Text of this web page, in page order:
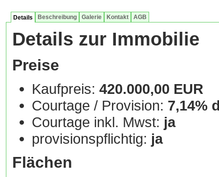
Details Beschreibung Galerie Kontakt AGB
Details zur Immobilie
Preise
Kaufpreis: 420.000,00 EUR
Courtage / Provision: 7,14%
Courtage inkl. Mwst: ja
provisionspflichtig: ja
Flächen